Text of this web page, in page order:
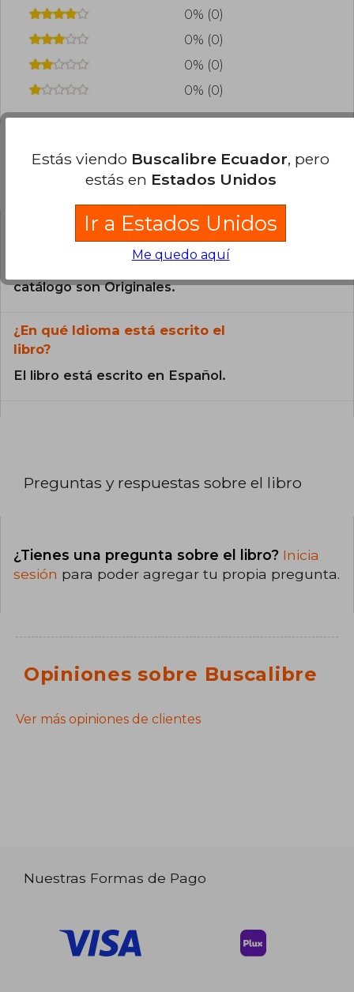
0% (0)
0% (0)
0% (0)
0% (0)
Preguntas frecuentes sobre el libro
¿El libro es original?
catálogo son Originales.
¿En qué Idioma está escrito el
libro?
El libro está escrito en Español.
Preguntas y respuestas sobre el libro
¿Tienes una pregunta sobre el libro? Inicia
sesión para poder agregar tu propia pregunta.
Opiniones sobre Buscalibre
Ver más opiniones de clientes
Nuestras Formas de Pago
Estás viendo Buscalibre Ecuador, pero
estás en Estados Unidos
Ir a Estados Unidos
Me quedo aquí